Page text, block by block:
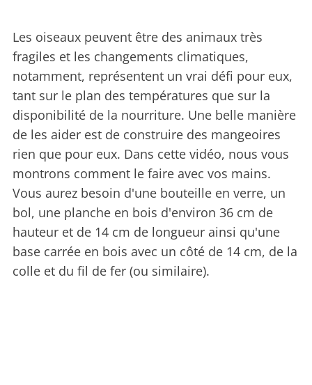
Les oiseaux peuvent être des animaux très
fragiles et les changements climatiques,
notamment, représentent un vrai défi pour eux,
tant sur le plan des températures que sur la
disponibilité de la nourriture. Une belle manière
de les aider est de construire des mangeoires
rien que pour eux. Dans cette vidéo, nous vous
montrons comment le faire avec vos mains.
Vous aurez besoin d'une bouteille en verre, un
bol, une planche en bois d'environ 36 cm de
hauteur et de 14 cm de longueur ainsi qu'une
base carrée en bois avec un côté de 14 cm, de la
colle et du fil de fer (ou similaire).